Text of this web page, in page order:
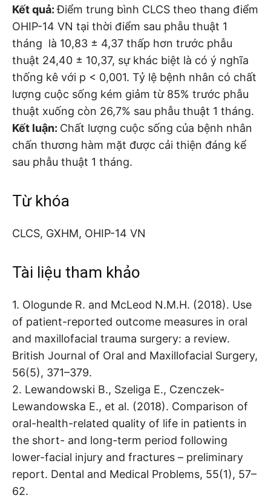
Kết quả:Điểm trung bình CLCS theo thang điểm
OHIP-14 VN tại thời điểm sau phẫu thuật 1
tháng là 10,83 ± 4,37 thấp hơn trước phẫu
thuật 24,40 ± 10,37, sự khác biệt là có ý nghĩa
thống kê với p < 0,001. Tỷ lệ bệnh nhân có chất
lượng cuộc sống kém giảm từ 85% trước phẫu
thuật xuống còn 26,7% sau phẫu thuật 1 tháng.
Kết luận: Chất lượng cuộc sống của bệnh nhân
chấn thương hàm mặt được cải thiện đáng kể
sau phẫu thuật 1 tháng.
Từ khóa
CLCS, GXHM, OHIP-14 VN
Tài liệu tham khảo
1. Ologunde R. and McLeod N.M.H. (2018). Use
of patient-reported outcome measures in oral
and maxillofacial trauma surgery: a review.
British Journal of Oral and Maxillofacial Surgery,
56(5), 371–379.
2. Lewandowski B., Szeliga E., Czenczek-
Lewandowska E., et al. (2018). Comparison of
oral-health-related quality of life in patients in
the short- and long-term period following
lower-facial injury and fractures – preliminary
report. Dental and Medical Problems, 55(1), 57–
62.